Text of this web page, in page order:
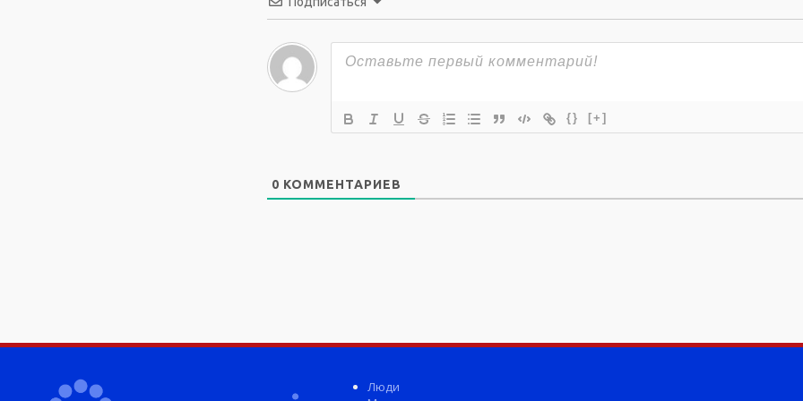
{} [+]
0 КОММЕНТАРИЕВ
Люди